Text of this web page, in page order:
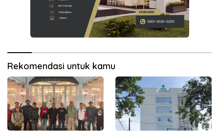
Rekomendasi untuk kamu